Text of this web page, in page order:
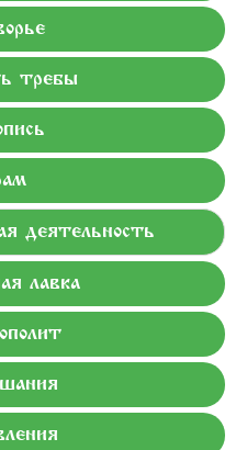
требы
деятельность
лавка